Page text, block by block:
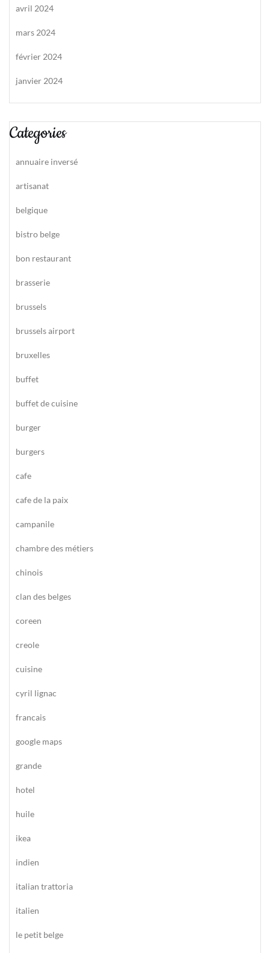
avril 2024
mars 2024
février 2024
janvier 2024
Categories
annuaire inversé
artisanat
belgique
bistro belge
bon restaurant
brasserie
brussels
brussels airport
bruxelles
buffet
buffet de cuisine
burger
burgers
cafe
cafe de la paix
campanile
chambre des métiers
chinois
clan des belges
coreen
creole
cuisine
cyril lignac
francais
google maps
grande
hotel
huile
ikea
indien
italian trattoria
italien
le petit belge